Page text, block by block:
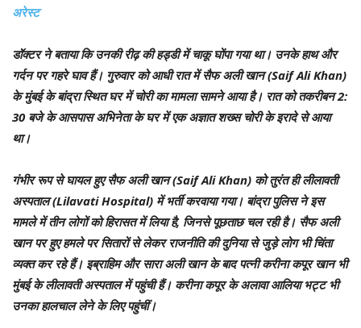
अरेस्ट
डॉक्टर ने बताया कि उनकी रीढ़ की हड्डी में चाकू घोंपा गया था। उनके हाथ और
गर्दन पर गहरे घाव हैं। गुरुवार को आधी रात में सैफ अली खान (Saif Ali Khan)
के मुंबई के बांद्रा स्थित घर में चोरी का मामला सामने आया है। रात को तकरीबन 2:
30 बजे के आसपास अभिनेता के घर में एक अज्ञात शख्स चोरी के इरादे से आया
था।
गंभीर रूप से घायल हुए सैफ अली खान (Saif Ali Khan) को तुरंत ही लीलावती
अस्पताल (Lilavati Hospital) में भर्ती करवाया गया। बांद्रा पुलिस ने इस
मामले में तीन लोगों को हिरासत में लिया है, जिनसे पूछताछ चल रही है। सैफ अली
खान पर हुए हमले पर सितारों से लेकर राजनीति की दुनिया से जुड़े लोग भी चिंता
व्यक्त कर रहे हैं। इब्राहिम और सारा अली खान के बाद पत्नी करीना कपूर खान भी
मुंबई के लीलावती अस्पताल में पहुंची हैं। करीना कपूर के अलावा आलिया भट्ट भी
उनका हालचाल लेने के लिए पहुंचीं।